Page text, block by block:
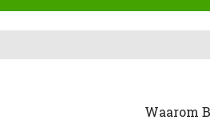
Waarom